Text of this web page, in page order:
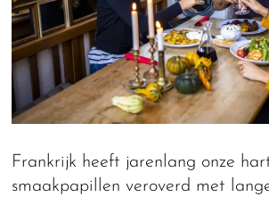
Frankrijk heeft jarenlang onze
smaakpapillen veroverd met